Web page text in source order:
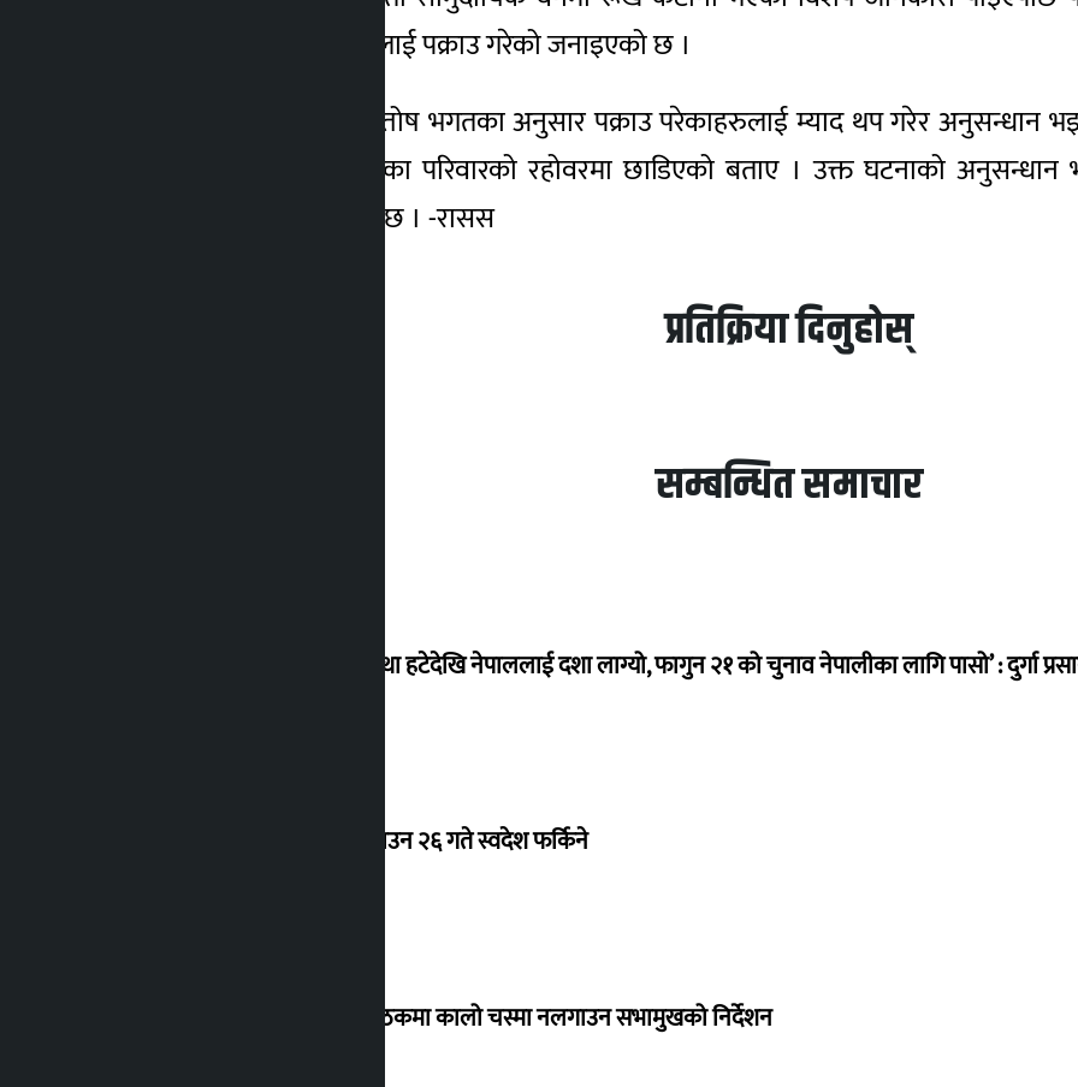
समितिका पदाधिकारीसहितलाई पक्राउ गरेको जनाइएको छ ।
आरक्षका सहायक वार्डेन सन्तोष भगतका अनुसार पक्राउ परेकाहरुलाई म्याद थप गरेर अनुसन्धान
ज्येष्ठ नागरिक रहेकाले निजका परिवारको रहोवरमा छाडिएको बताए । उक्त घटनाको
आरक्षले नमानेको बताइएको छ । -रासस
प्रतिक्रिया दिनुहोस्
सम्बन्धित समाचार
‘राजसंस्था हटेदेखि नेपाललाई दशा लाग्यो, फागुन २१ को चुनाव नेपालीका लागि पासो’ : दुर्गा
देउवा साउन २६ गते स्वदेश फर्किने
संसद् बैठकमा कालो चस्मा नलगाउन सभामुखको निर्देशन